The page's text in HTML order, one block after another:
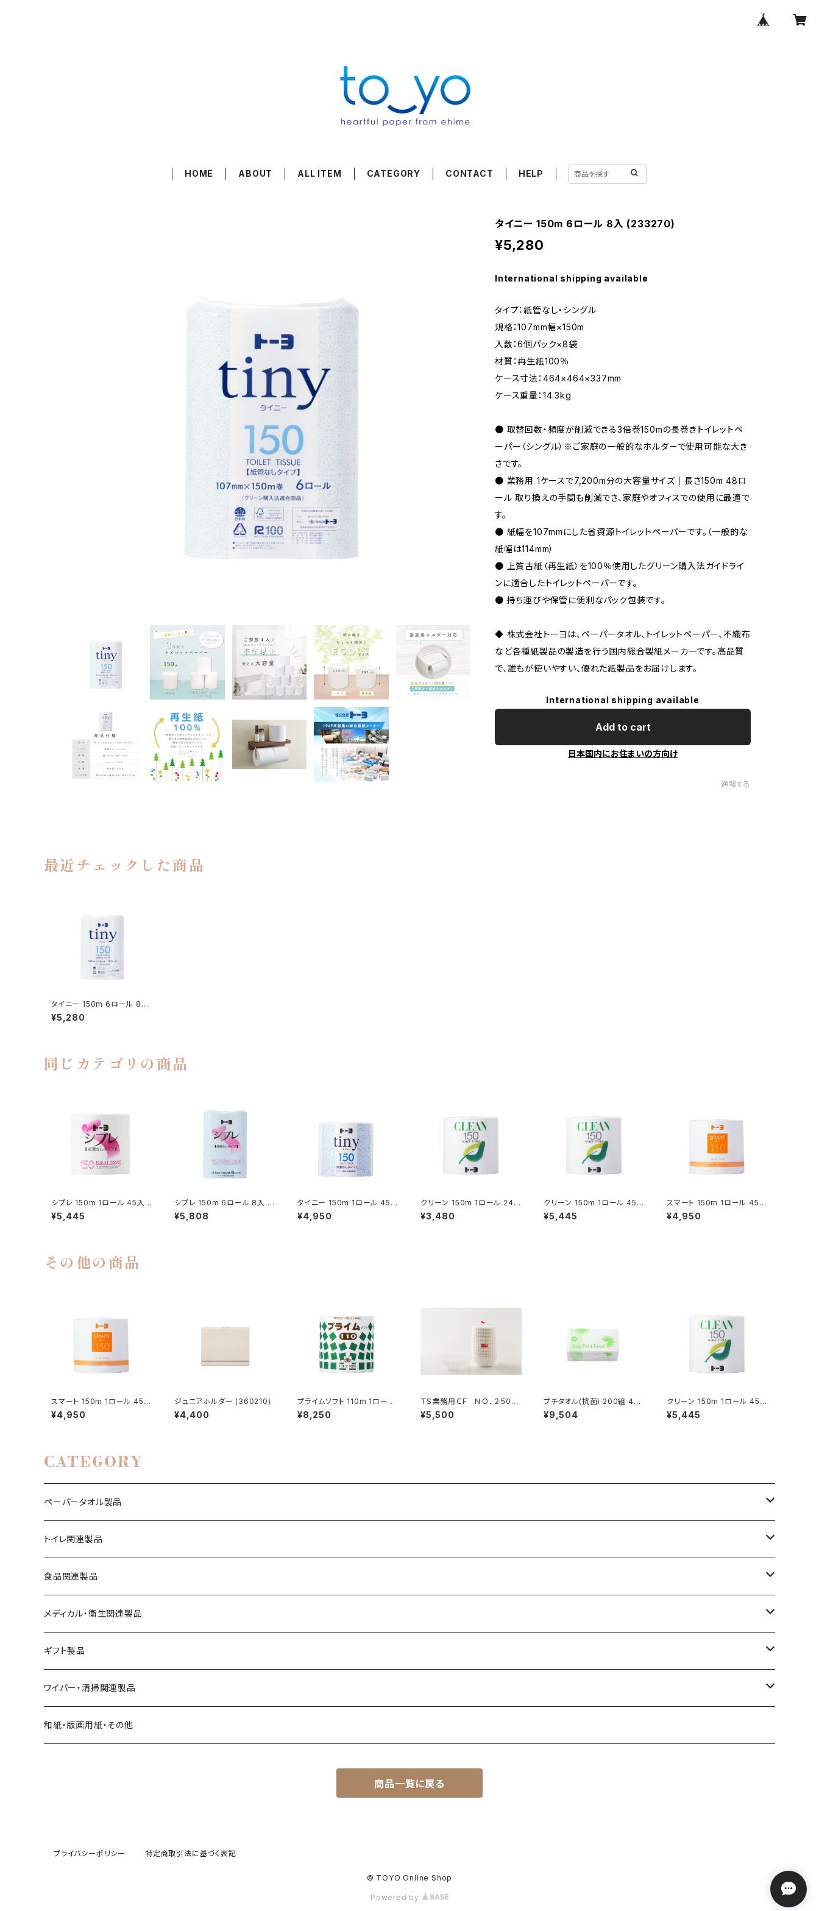
HOME ABOUT ALL ITEM CATEGORY CONTACT HELP
タイニー 150m 6ロール 8入 (233270)
¥5,280
International shipping available
タイプ：紙管なし・シングル
規格：107mm幅×150m
入数：6個パック×8袋
材質：再生紙100％
ケース寸法：464×464×337mm
ケース重量：14.3kg
● 取替回数・頻度が削減できる3倍巻150mの長巻きトイレットペ
ーパー（シングル）※ご家庭の一般的なホルダーで使用可能な大き
さです。
● 業務用 1ケースで7,200m分の大容量サイズ｜長さ150m 48ロ
ール 取り換えの手間も削減でき、家庭やオフィスでの使用に最適で
す。
● 紙幅を107mmにした省資源トイレットペーパーです。（一般的な
紙幅は114mm）
● 上質古紙（再生紙）を100％使用したグリーン購入法ガイドライ
ンに適合したトイレットペーパーです。
● 持ち運びや保管に便利なパック包装です。
◆ 株式会社トーヨは、ペーパータオル、トイレットペーパー、不織布
など各種紙製品の製造を行う国内総合製紙メーカーです。高品質
で、誰もが使いやすい、優れた紙製品をお届けします。
International shipping available
Add to cart
日本国内にお住まいの方向け
通報する
最近チェックした商品
タイニー 150m 6ロール 8入
(233270)
¥5,280
同じカテゴリの商品
シプレ 150m 1ロール 45入
(233180)
¥5,445
シプレ 150m 6ロール 8入 (2
33200)
¥5,808
タイニー 150m 1ロール 45入
(233260)
¥4,950
クリーン 150m 1ロール 24入
(234130)
¥3,480
クリーン 150m 1ロール 45入
(234040)
¥5,445
スマート 150m 1ロール 45入
(232190)
¥4,950
その他の商品
スマート 150m 1ロール 45入
(232190)
¥4,950
ジュニアホルダー (360210)
¥4,400
プライムソフト 110m 1ロール
60入 (234010)
¥8,250
ＴＳ業務用ＣＦ ＮＯ．２５０
（※佐川急便で出荷） (33111
0)
¥5,500
プチタオル(抗菌) 200組 48
入 (244000)
¥9,504
クリーン 150m 1ロール 45入
(234040)
¥5,445
CATEGORY
ペーパータオル製品
レギュラーサイズ（220mmｘ230mm）
エコノミーサイズ（220mmｘ170mm）
フィンガーサイズ（175mmｘ170mm）
携帯用
ペーパータオルホルダー
トイレ関連製品
紙管あり
シングル
ダ ブ ル（２枚重ね）
紙管なし
便座シート
食品関連製品
保鮮紙・ミートペーパー
キッチンペーパー
天ぷら敷紙
廃油処理
メディカル・衛生関連製品
足拭きマット
ウエットタオル・ウエットティッシュ
ワイパー
ギフト製品
華シリーズ
ギフトセット
ワイパー・清掃関連製品
ペーパーウエス
和紙・版画用紙・その他
商品一覧に戻る
プライバシーポリシー 特定商取引法に基づく表記
© TOYO Online Shop
Powered by